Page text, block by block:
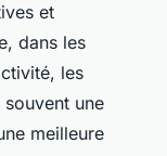
et
dans les
les
une
meilleure